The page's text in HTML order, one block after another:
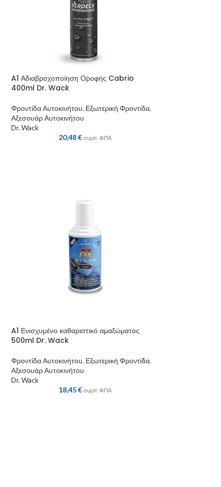
A1 Αδιαβροχοποίηση Οροφής Cabrio
400ml Dr. Wack
Φροντίδα Αυτοκινήτου, Εξωτερική Φροντίδα,
Αξεσουάρ Αυτοκινήτου
Dr. Wack
20,48€ συμπ. ΦΠΑ
A1 Ενισχυμένο καθαριστικό αμαξώματος
500ml Dr. Wack
Φροντίδα Αυτοκινήτου, Εξωτερική Φροντίδα,
Αξεσουάρ Αυτοκινήτου
Dr. Wack
18,45€ συμπ. ΦΠΑ